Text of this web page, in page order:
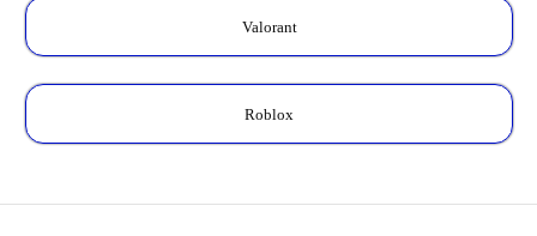
Valorant
Roblox